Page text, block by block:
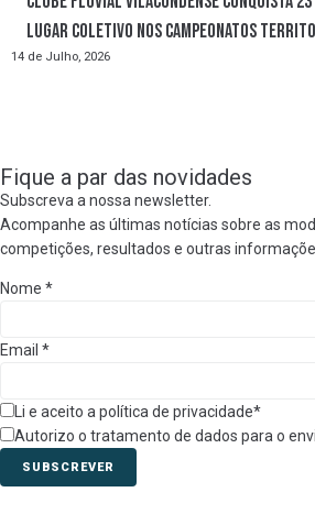
lugar coletivo nos Campeonatos
14 de Julho, 2026
Fique a par das novidades
Subscreva a nossa newsletter.
Acompanhe as últimas notícias sobre as
competições, resultados e outras
Nome *
Email *
Li e aceito a política de privacidade*
Autorizo o tratamento de dados para o
SUBSCREVER